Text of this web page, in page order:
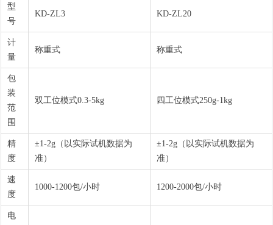
型
号
KD-ZL3 KD-ZL20
计
量
称重式 称重式
包
装
范
围
双工位模式0.3-5kg 四工位模式250g-1kg
精
度
±1-2g（以实际试机数据为
准）
±1-2g（以实际试机数据为
准）
速
度
1000-1200包/小时 1200-2000包/小时
电